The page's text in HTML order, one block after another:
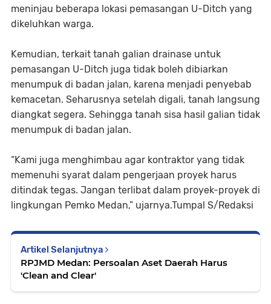
meninjau beberapa lokasi pemasangan U-Ditch yang
dikeluhkan warga.
Kemudian, terkait tanah galian drainase untuk
pemasangan U-Ditch juga tidak boleh dibiarkan
menumpuk di badan jalan, karena menjadi penyebab
kemacetan. Seharusnya setelah digali, tanah langsung
diangkat segera. Sehingga tanah sisa hasil galian tidak
menumpuk di badan jalan.
“Kami juga menghimbau agar kontraktor yang tidak
memenuhi syarat dalam pengerjaan proyek harus
ditindak tegas. Jangan terlibat dalam proyek-proyek di
lingkungan Pemko Medan,” ujarnya.Tumpal S/Redaksi
Artikel Selanjutnya
RPJMD Medan: Persoalan Aset Daerah Harus
'Clean and Clear'